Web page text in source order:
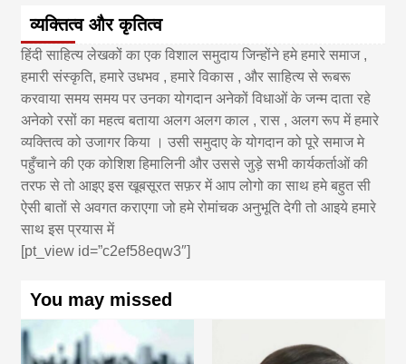
व्यक्तित्व और कृतित्व
हिंदी साहित्य लेखकों का एक विशाल समुदाय जिन्होंने हमे हमारे समाज ,
हमारी संस्कृति, हमारे उधभव , हमारे विकास , और साहित्य से रूबरू
करवाया समय समय पर उनका योगदान अनेकों विधाओं के जन्म दाता रहे
अनेको रसों का महत्व बताया अलग अलग काल , रास , अलग रूप में हमारे
व्यक्तित्व को उजागर किया । उसी समुदाए के योगदान को पूरे समाज मे
पहुँचाने की एक कोशिश हिमालिनी और उससे जुड़े सभी कार्यकर्ताओं की
तरफ से तो आइए इस खूबसूरत सफ़र में आप लोगो का साथ हमे बहुत सी
ऐसी बातों से अवगत कराएगा जो हमे रोमांचक अनुभूति देगी तो आइये हमारे
साथ इस प्रयास में
[pt_view id=”c2ef58eqw3″]
You may missed